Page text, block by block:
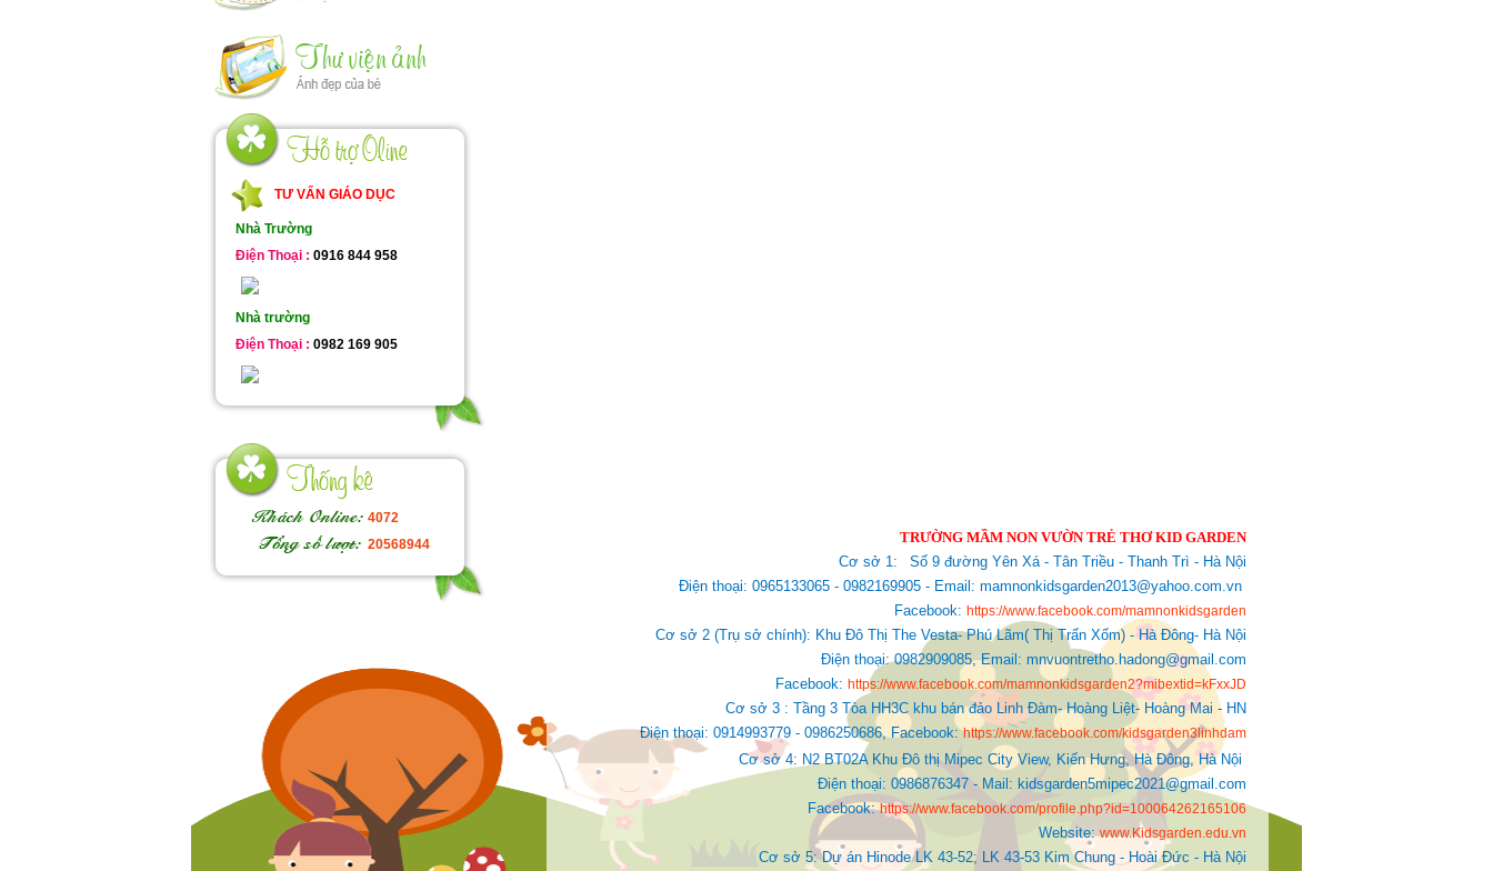
TƯ VẤN GIÁO DỤC
Nhà Trường
Điện Thoại : 0916 844 958
Nhà trường
Điện Thoại : 0982 169 905
4072
20568944
TRƯỜNG MẦM NON VƯỜN TRẺ THƠ KID GARDEN
Cơ sở 1:
Số 9 đường Yên Xá - Tân Triều - Thanh Trì - Hà Nội
Điện thoại: 0965133065 - 0982169905 - Email: mamnonkidsgarden2013@yahoo.com.vn
Facebook: https://www.facebook.com/mamnonkidsgarden
Cơ sở 2 (Trụ sở chính): Khu Đô Thị The Vesta- Phú Lãm( Thị Trấn Xốm) - Hà Đông- Hà Nội
Điện thoại: 0982909085,Email: mnvuontretho.hadong@gmail.com
Facebook: https://www.facebook.com/mamnonkidsgarden2?mibextid=kFxxJD
Cơ sở 3 : Tầng 3 Tòa HH3C khu bán đảo Linh Đàm- Hoàng Liệt- Hoàng Mai - HN
Điện thoại: 0914993779 - 0986250686, Facebook:https://www.facebook.com/kidsgarden3linhdam
Cơ sở 4: N2 BT02A Khu Đô thị Mipec City View, Kiến Hưng, Hà Đông, Hà Nội
Điện thoại: 0986876347 - Mail: kidsgarden5mipec2021@gmail.com
Facebook:https://www.facebook.com/profile.php?id=100064262165106
Website:www.Kidsgarden.edu.vn
Cơ sở 5: Dự án Hinode LK 43-52; LK 43-53 Kim Chung - Hoài Đức - Hà Nội